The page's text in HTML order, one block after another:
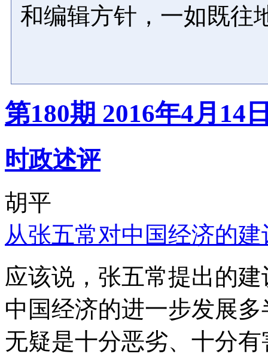
和编辑方针，一如既往
第180期 2016年4月14
时政述评
胡平
从张五常对中国经济的
应该说，张五常提出的
中国经济的进一步发展
无疑是十分恶劣、十分